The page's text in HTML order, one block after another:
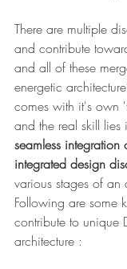
There are multiple
and contribute
and all of these
energetic
comes with it's own
and the real skill
seamless
integrated design
various stages of an
Following are some
contribute to unique
architecture :